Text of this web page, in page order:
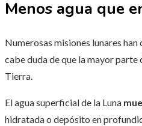
Menos agua que
Numerosas misiones lunares
cabe duda de que la mayor parte
Tierra.
El agua superficial de la Luna
hidratada o depósito en